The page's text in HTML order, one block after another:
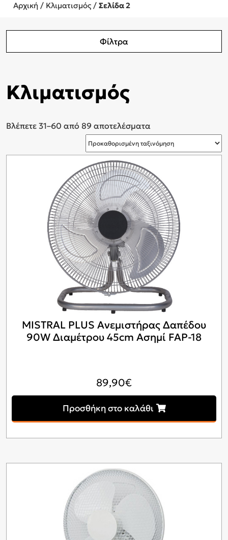
Αρχική / Κλιματισμός / Σελίδα 2
Φίλτρα
Κλιματισμός
Βλέπετε 31–60 από 89 αποτελέσματα
MISTRAL PLUS Ανεμιστήρας Δαπέδου
90W Διαμέτρου 45cm Ασημί FAP-18
89,90€
Προσθήκη στο καλάθι